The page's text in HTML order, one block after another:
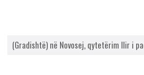
(Gradishtë) në Novosej, qytetërim Ilir i